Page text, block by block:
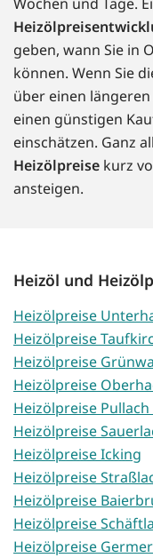
geben, wann Sie in
können. Wenn Sie
über einen
einen günstigen
einschätzen. Ganz
Heizölpreise kurz
ansteigen.
Heizöl und
Heizölpreise
Heizölpreise
Heizölpreise
Heizölpreise
Heizölpreise
Heizölpreise
Heizölpreise Icking
Heizölpreise
Heizölpreise
Heizölpreise
Heizölpreise